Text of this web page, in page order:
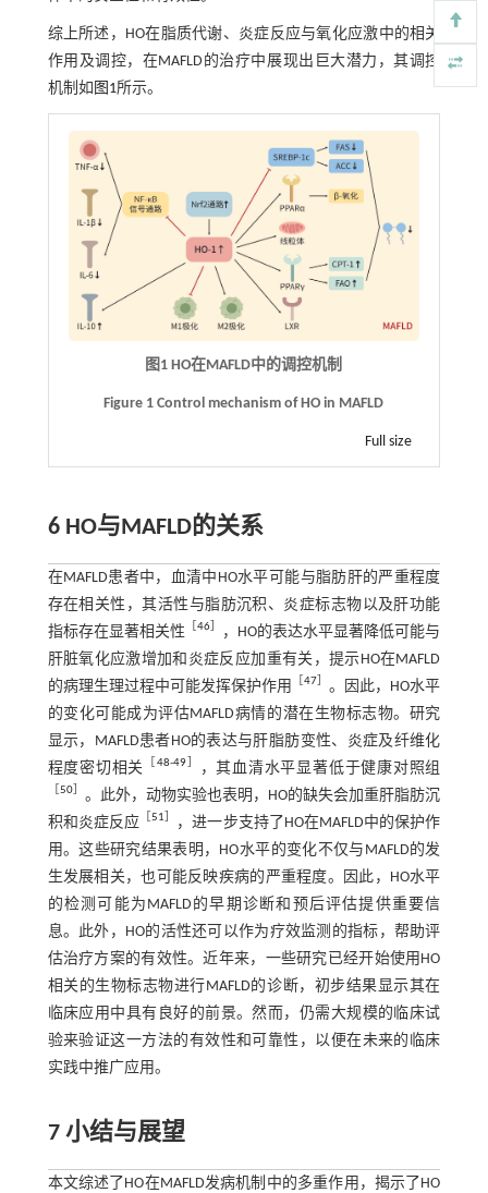
综上所述，HO在脂质代谢、炎症反应与氧化应激中的相关
作用及调控，在MAFLD的治疗中展现出巨大潜力，其调控
机制如 图1所示。
图1 HO在MAFLD中的调控机制
Figure 1 Control mechanism of HO in MAFLD
Full size
6 HO与MAFLD的关系
在MAFLD患者中，血清中HO水平可能与脂肪肝的严重程度
存在相关性，其活性与脂肪沉积、炎症标志物以及肝功能
指标存在显著相关性 ［46］
，HO的表达水平显著降低可能与
肝脏氧化应激增加和炎症反应加重有关，提示HO在MAFLD
的病理生理过程中可能发挥保护作用
［47］ 。因此，HO水平
的变化可能成为评估MAFLD病情的潜在生物标志物。研究
显示，MAFLD患者HO的表达与肝脂肪变性、炎症及纤维化
程度密切相关
［48-49］ ，其血清水平显著低于健康对照组
［50］ 。此外，动物实验也表明，HO的缺失会加重肝脂肪沉
积和炎症反应 ［51］
，进一步支持了HO在MAFLD中的保护作
用。这些研究结果表明，HO水平的变化不仅与MAFLD的发
生发展相关，也可能反映疾病的严重程度。因此，HO水平
的检测可能为MAFLD的早期诊断和预后评估提供重要信
息。此外，HO的活性还可以作为疗效监测的指标，帮助评
估治疗方案的有效性。近年来，一些研究已经开始使用HO
相关的生物标志物进行MAFLD的诊断，初步结果显示其在
临床应用中具有良好的前景。然而，仍需大规模的临床试
验来验证这一方法的有效性和可靠性，以便在未来的临床
实践中推广应用。
7 小结与展望
本文综述了HO在MAFLD发病机制中的多重作用，揭示了HO